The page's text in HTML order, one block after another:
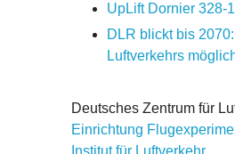
UpLift Dornier 328-
DLR blickt bis
Luftverkehrs
Deutsches Zentrum für
Einrichtung
Institut für Luftverkehr